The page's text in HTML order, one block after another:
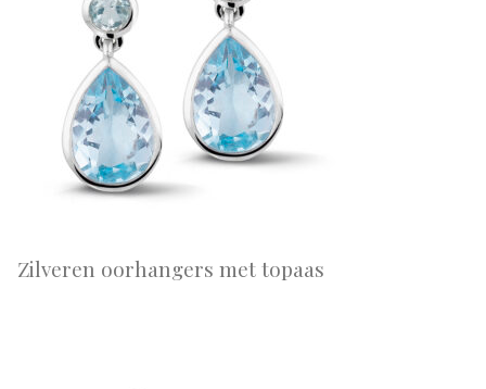
Zilveren oorhangers met topaas